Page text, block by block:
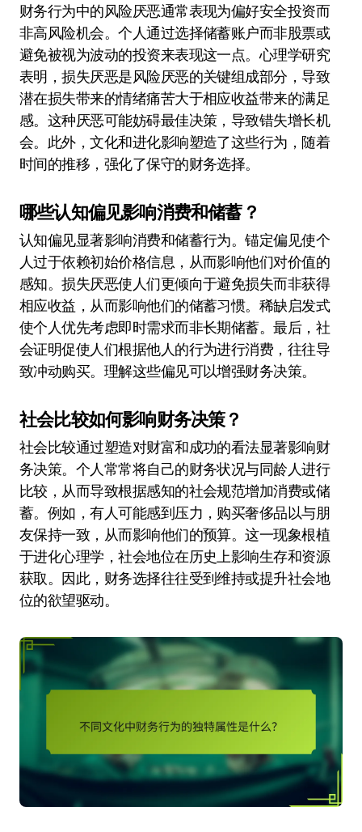
财务行为中的风险厌恶通常表现为偏好安全投资而
非高风险机会。个人通过选择储蓄账户而非股票或
避免被视为波动的投资来表现这一点。心理学研究
表明，损失厌恶是风险厌恶的关键组成部分，导致
潜在损失带来的情绪痛苦大于相应收益带来的满足
感。这种厌恶可能妨碍最佳决策，导致错失增长机
会。此外，文化和进化影响塑造了这些行为，随着
时间的推移，强化了保守的财务选择。
哪些认知偏见影响消费和储蓄？
认知偏见显著影响消费和储蓄行为。锚定偏见使个
人过于依赖初始价格信息，从而影响他们对价值的
感知。损失厌恶使人们更倾向于避免损失而非获得
相应收益，从而影响他们的储蓄习惯。稀缺启发式
使个人优先考虑即时需求而非长期储蓄。最后，社
会证明促使人们根据他人的行为进行消费，往往导
致冲动购买。理解这些偏见可以增强财务决策。
社会比较如何影响财务决策？
社会比较通过塑造对财富和成功的看法显著影响财
务决策。个人常常将自己的财务状况与同龄人进行
比较，从而导致根据感知的社会规范增加消费或储
蓄。例如，有人可能感到压力，购买奢侈品以与朋
友保持一致，从而影响他们的预算。这一现象根植
于进化心理学，社会地位在历史上影响生存和资源
获取。因此，财务选择往往受到维持或提升社会地
位的欲望驱动。